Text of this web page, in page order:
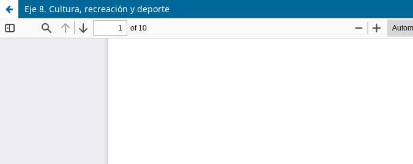
Eje 8. Cultura, recreación y deporte